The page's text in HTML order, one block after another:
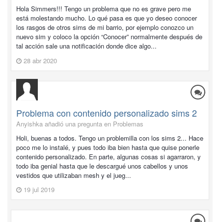
Hola Simmers!!! Tengo un problema que no es grave pero me
está molestando mucho. Lo qué pasa es que yo deseo conocer
los rasgos de otros sims de mi barrio, por ejemplo conozco un
nuevo sim y coloco la opción “Conocer” normalmente después de
tal acción sale una notificación donde dice algo...
28 abr 2020
Problema con contenido personalizado sims 2
Anyishka añadió una pregunta en Problemas
Holi, buenas a todos. Tengo un problemilla con los sims 2... Hace
poco me lo instalé, y pues todo iba bien hasta que quise ponerle
contenido personalizado. En parte, algunas cosas si agarraron, y
todo iba genial hasta que le descargué unos cabellos y unos
vestidos que utilizaban mesh y el jueg...
19 jul 2019